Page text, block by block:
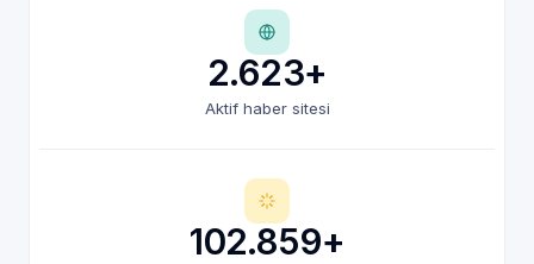
2.623+
Aktif haber sitesi
102.859+